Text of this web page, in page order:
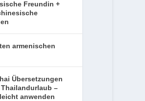
Freundin +
armenischen
Übersetzungen
–
anwenden